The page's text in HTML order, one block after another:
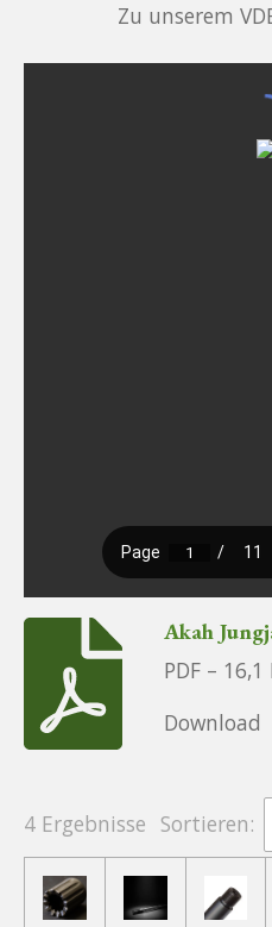
Zu unserem
Akah
PDF – 16,1
Download
4 Ergebnisse Sortieren: